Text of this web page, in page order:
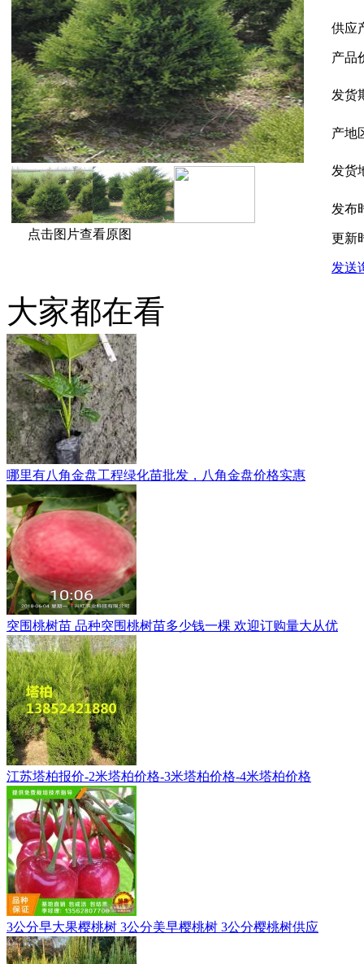
点击图片查看原图
供应
产品
发货
产地
发货
发布
更新
发送
大家都在看
哪里有八角金盘工程绿化苗批发，八角金盘价格实惠
突围桃树苗 品种突围桃树苗多少钱一棵 欢迎订购量大从优
江苏塔柏报价-2米塔柏价格-3米塔柏价格-4米塔柏价格
3公分早大果樱桃树 3公分美早樱桃树 3公分樱桃树供应